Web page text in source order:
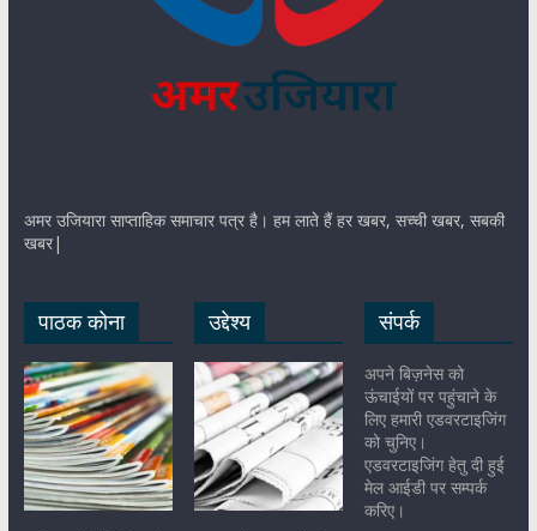
अमर उजियारा साप्ताहिक समाचार पत्र है। हम लाते हैं हर खबर, सच्ची खबर, सबकी
खबर|
पाठक कोना उद्देश्य संपर्क
अपने बिज़नेस को
ऊंचाईयों पर पहुंचाने के
लिए हमारी एडवरटाइजिंग
को चुनिए।
एडवरटाइजिंग हेतु दी हुई
मेल आईडी पर सम्पर्क
करिए।